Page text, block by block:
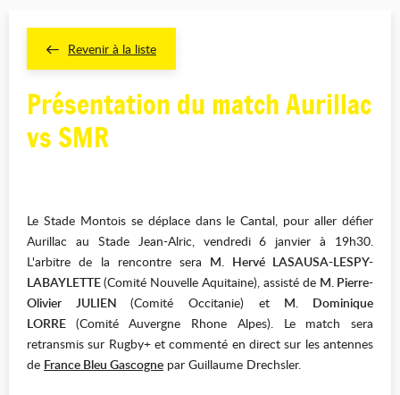
Revenir à la liste
Présentation du match Aurillac
vs SMR
Le Stade Montois se déplace dans le Cantal, pour aller défier
Aurillac au Stade Jean-Alric, vendredi 6 janvier à 19h30.
L'arbitre de la rencontre sera M. Hervé LASAUSA-LESPY-
LABAYLETTE(Comité Nouvelle Aquitaine), assisté de M. Pierre-
Olivier JULIEN(Comité Occitanie) et M. Dominique
LORRE (Comité Auvergne Rhone Alpes). Le match sera
retransmis sur Rugby+ et commenté en direct sur les antennes
de France Bleu Gascogne par Guillaume Drechsler.